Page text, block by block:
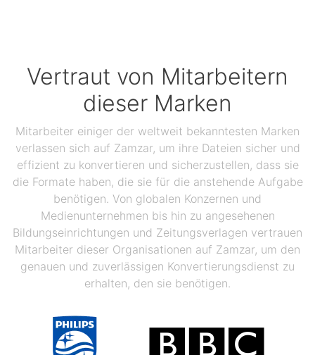
Vertraut von Mitarbeitern
dieser Marken
Mitarbeiter einiger der weltweit bekanntesten Marken
verlassen sich auf Zamzar, um ihre Dateien sicher und
effizient zu konvertieren und sicherzustellen, dass sie
die Formate haben, die sie für die anstehende Aufgabe
benötigen. Von globalen Konzernen und
Medienunternehmen bis hin zu angesehenen
Bildungseinrichtungen und Zeitungsverlagen vertrauen
Mitarbeiter dieser Organisationen auf Zamzar, um den
genauen und zuverlässigen Konvertierungsdienst zu
erhalten, den sie benötigen.